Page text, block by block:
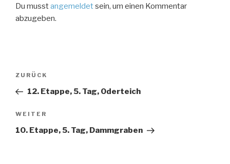
Du musstangemeldetsein, um einen Kommentar
abzugeben.
Beitragsnavigation
Vorheriger
Beitrag
ZURÜCK
12. Etappe, 5. Tag, Oderteich
Nächster
Beitrag
WEITER
10. Etappe, 5. Tag, Dammgraben